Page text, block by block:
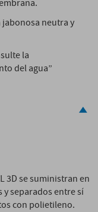
neutra y
la
del agua”
3D se suministran en
separados entre sí
con polietileno.